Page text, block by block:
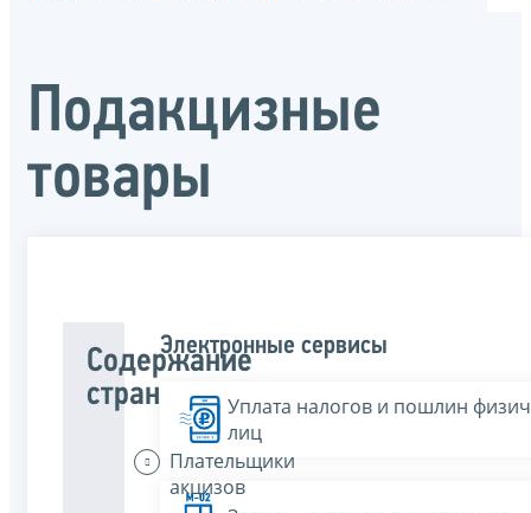
Подакцизные
товары
Содержание
страницы
Плательщики
акцизов
Электронные сервисы
Уплата налогов и пошлин
лиц